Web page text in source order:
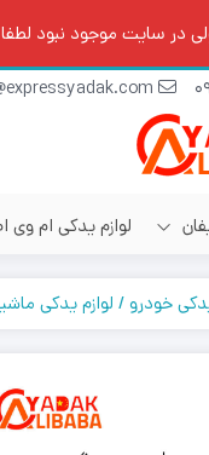
موجود نبود لطفا با شماره
لوازم یدکی ام وی
خودرو لوازم یدکی